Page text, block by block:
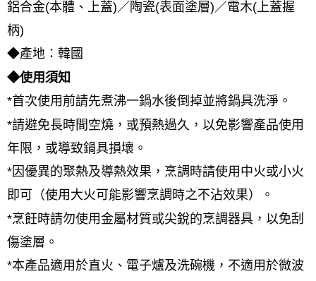
鋁合金(本體、上蓋)／陶瓷(表面塗層)／電木(上蓋握
柄)
◆產地：韓國
◆使用須知
*首次使用前請先煮沸一鍋水後倒掉並將鍋具洗淨。
*請避免長時間空燒，或預熱過久，以免影響產品使用
年限，或導致鍋具損壞。
*因優異的聚熱及導熱效果，烹調時請使用中火或小火
即可（使用大火可能影響烹調時之不沾效果）。
*烹飪時請勿使用金屬材質或尖銳的烹調器具，以免刮
傷塗層。
*本產品適用於直火、電子爐及洗碗機，不適用於微波